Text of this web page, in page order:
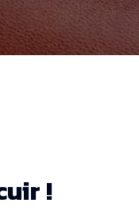
!